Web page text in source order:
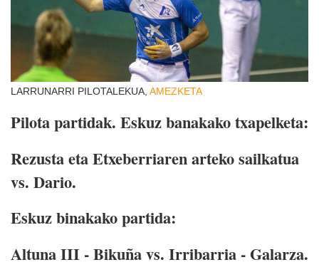
LARRUNARRI PILOTALEKUA, AMEZKETA
Pilota partidak. Eskuz banakako txapelketa:
Rezusta eta Etxeberriaren arteko sailkatua
vs. Dario.
Eskuz binakako partida:
Altuna III - Bikuña vs. Irribarria - Galarza.